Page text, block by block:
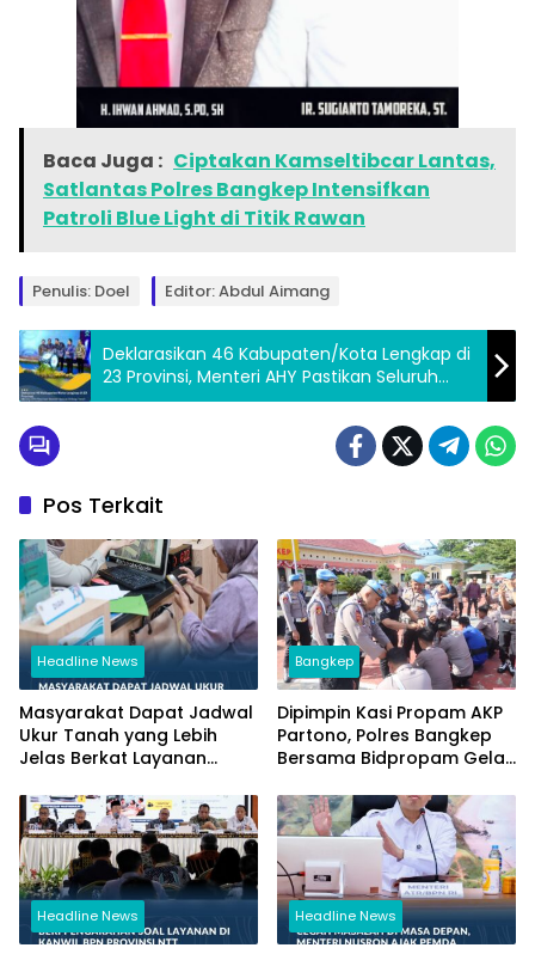
Baca Juga : Ciptakan Kamseltibcar Lantas,
Satlantas Polres Bangkep Intensifkan
Patroli Blue Light di Titik Rawan
Penulis: Doel Editor: Abdul Aimang
Deklarasikan 46 Kabupaten/Kota Lengkap di
23 Provinsi, Menteri AHY Pastikan Seluruh
Spasial Bidang Tanah Telah Terpetakan
Pos Terkait
Headline News
Masyarakat Dapat Jadwal
Ukur Tanah yang Lebih
Jelas Berkat Layanan
Bangkep
Dipimpin Kasi Propam AKP
Partono, Polres Bangkep
Bersama Bidpropam Gelar
Headline News Headline News